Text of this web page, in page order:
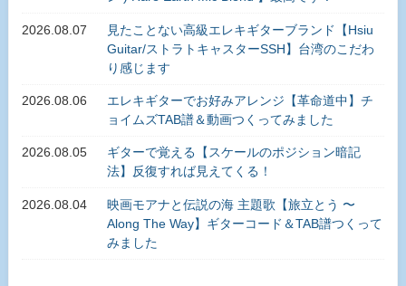
2026.08.07
見たことない高級エレキギターブランド【Hsiu
Guitar/ストラトキャスターSSH】台湾のこだわ
り感じます
2026.08.06
エレキギターでお好みアレンジ【革命道中】チ
ョイムズTAB譜＆動画つくってみました
2026.08.05
ギターで覚える【スケールのポジション暗記
法】反復すれば見えてくる！
2026.08.04
映画モアナと伝説の海 主題歌【旅立とう 〜
Along The Way】ギターコード＆TAB譜つくって
みました